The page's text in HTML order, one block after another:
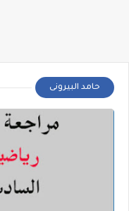
حامد البيرونى